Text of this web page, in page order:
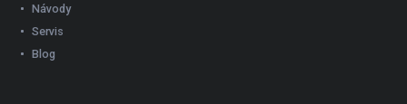
Návody
Servis
Blog